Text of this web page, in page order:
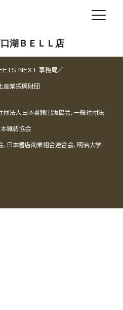
湖ＢＥＬＬ店
NEXT 事務局／
産業振興財団
団法人日本書籍出版協会、一般社団法
本雑誌協会
日本書店商業組合連合会、明治大学